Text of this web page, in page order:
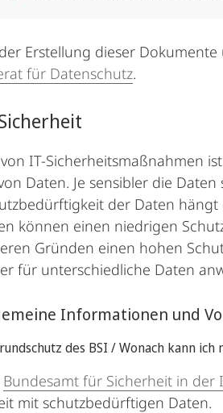
Erstellung dieser
für Datenschutz.
IT-Sicherheitsmaßnahmen
Daten. Je sensibler die
der Daten
können einen niedrigen
Gründen einen hohen
für unterschiedliche Daten
Informationen und
des BSI / Wonach kann ich
Bundesamt für Sicherheit in
mit schutzbedürftigen Daten.